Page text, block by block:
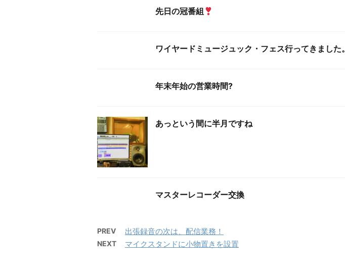
先日の冠番組
ワイヤードミュージュック・フェス行ってきました。
年末年始の営業時間?
あっという間に半月ですね
マスターレコーダー交換
PREV 出張録音の次は、配信業務！
NEXT マイクスタンドに小物置きを設置